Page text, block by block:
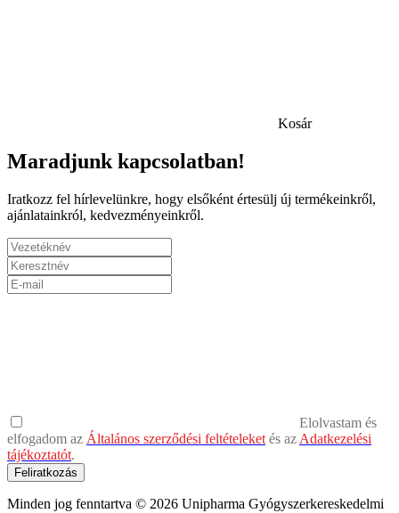
Kosár
Maradjunk kapcsolatban!
Iratkozz fel hírlevelünkre, hogy elsőként értesülj új termékeinkről,
ajánlatainkról, kedvezményeinkről.
Elolvastam és
elfogadom az Általános szerződési feltételeket és az Adatkezelési
tájékoztatót.
Feliratkozás
Minden jog fenntartva © 2026 Unipharma Gyógyszerkereskedelmi